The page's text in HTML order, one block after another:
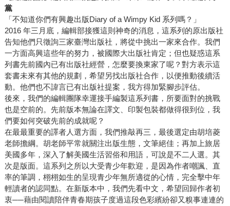
黨
「不知道你們有興趣出版Diary of a Wimpy Kid 系列嗎？」
2016 年三月底，編輯部接獲這則神奇的消息，這系列的原出版社
告知他們只徵詢三家臺灣出版社，將從中挑出一家來合作。我們
一方面高興這些年的努力，被國際大出版社肯定；但也疑惑這系
列書先前國內已有出版社經營，怎麼要換東家了呢？對方表示這
套書未來有其他的規劃，希望另找出版社合作，以便推動後續活
動。他們也不諱言已有出版社提案，我方得加緊腳步評估。
後來，我們的編輯團隊幸運接手編製這系列書，所要面對的挑戰
也是空前的。先前版本無論在譯文、印製包裝都做得很到位，我
們要如何突破先前的成就呢？
在最最重要的譯者人選方面，我們推敲再三，最後選定由胡培菱
老師擔綱。胡老師平常就關注出版生態，文筆絕佳；再加上旅居
美國多年，深入了解美國生活習俗和用語，可說是不二人選。其
次是版面。這系列之所以大受青少年歡迎，是因為作者嘲諷、直
率的筆調，栩栩如生的呈現青少年無所適從的心情，完全擊中年
輕讀者的認同點。在新版本中，我們先看中文，希望回歸作者初
衷──藉由閱讀陪伴青春期孩子度過這段色彩繽紛卻又糗事連連的